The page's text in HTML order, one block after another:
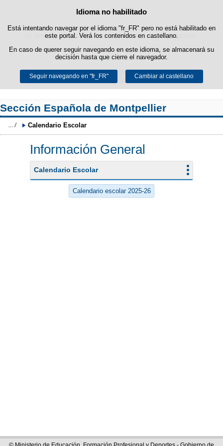
Política de cookies
Esta web utiliza cookies propias para facilitar la navegación y cookies
de terceros para obtener estadísticas de uso y satisfacción.
Puede obtener más información en el apartado "Cookies" de nuestro
aviso legal.
Aceptar Rechazar
Idioma no habilitado
Está intentando navegar por el idioma "fr_FR" pero no está habilitado en
este portal. Verá los contenidos en castellano.
En caso de querer seguir navegando en este idioma, se almacenará su
decisión hasta que cierre el navegador.
Seguir navegando en "fr_FR" Cambiar al castellano
Saltar al contenido
Sección Española de Montpellier
Calendario Escolar
Información General
Calendario Escolar
Calendario escolar 2025-26